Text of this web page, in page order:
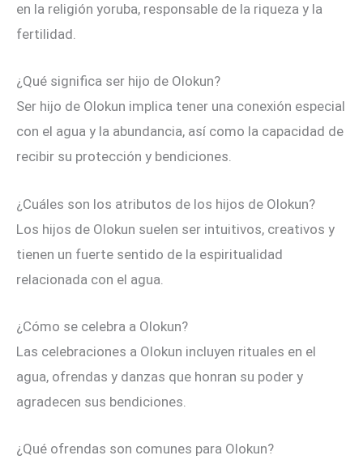
en la religión yoruba, responsable de la riqueza y la
fertilidad.
¿Qué significa ser hijo de Olokun?
Ser hijo de Olokun implica tener una conexión especial
con el agua y la abundancia, así como la capacidad de
recibir su protección y bendiciones.
¿Cuáles son los atributos de los hijos de Olokun?
Los hijos de Olokun suelen ser intuitivos, creativos y
tienen un fuerte sentido de la espiritualidad
relacionada con el agua.
¿Cómo se celebra a Olokun?
Las celebraciones a Olokun incluyen rituales en el
agua, ofrendas y danzas que honran su poder y
agradecen sus bendiciones.
¿Qué ofrendas son comunes para Olokun?